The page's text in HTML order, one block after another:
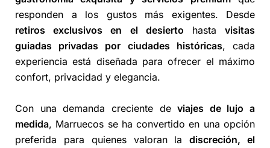
responden a los gustos más exigentes. Desde
retiros exclusivos en el desierto hastavisitas
guiadas privadas por ciudades históricas, cada
experiencia está diseñada para ofrecer el máximo
confort, privacidad y elegancia.
Con una demanda creciente deviajes de lujo a
medida, Marruecos se ha convertido en una opción
preferida para quienes valoran ladiscreción, el